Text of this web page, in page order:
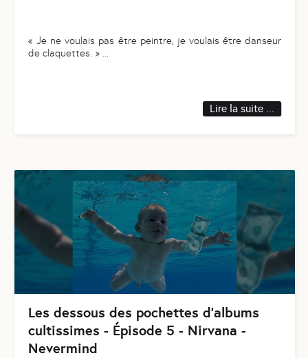
« Je ne voulais pas être peintre, je voulais être danseur
de claquettes. »
Lire la suite ...
Les dessous des pochettes d’albums
cultissimes - Épisode 5 - Nirvana -
Nevermind